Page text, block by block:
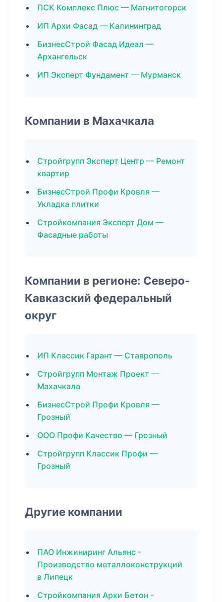
ПСК Комплекс Плюс — Магнитогорск
ИП Архи Фасад — Калининград
БизнесСтрой Фасад Идеал —
Архангельск
ИП Эксперт Фундамент — Мурманск
Компании в Махачкала
Стройгрупп Эксперт Центр — Ремонт
квартир
БизнесСтрой Профи Кровля —
Укладка плитки
Стройкомпания Эксперт Дом —
Фасадные работы
Компании в регионе: Северо-
Кавказский федеральный
округ
ИП Классик Гарант — Ставрополь
Стройгрупп Монтаж Проект —
Махачкала
БизнесСтрой Профи Кровля —
Грозный
ООО Профи Качество — Грозный
Стройгрупп Классик Профи —
Грозный
Другие компании
ПАО Инжиниринг Альянс -
Производство металлоконструкций
в Липецк
Стройкомпания Архи Бетон -